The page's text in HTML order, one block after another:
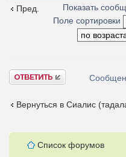
Пред.
Показать
Поле сортировки
Ответить
Вернуться в Сиалис
Список форумов